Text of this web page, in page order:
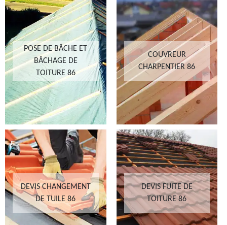
POSE DE BÂCHE ET
BÂCHAGE DE
TOITURE 86
COUVREUR
CHARPENTIER 86
DEVIS CHANGEMENT
DE TUILE 86
DEVIS FUITE DE
TOITURE 86